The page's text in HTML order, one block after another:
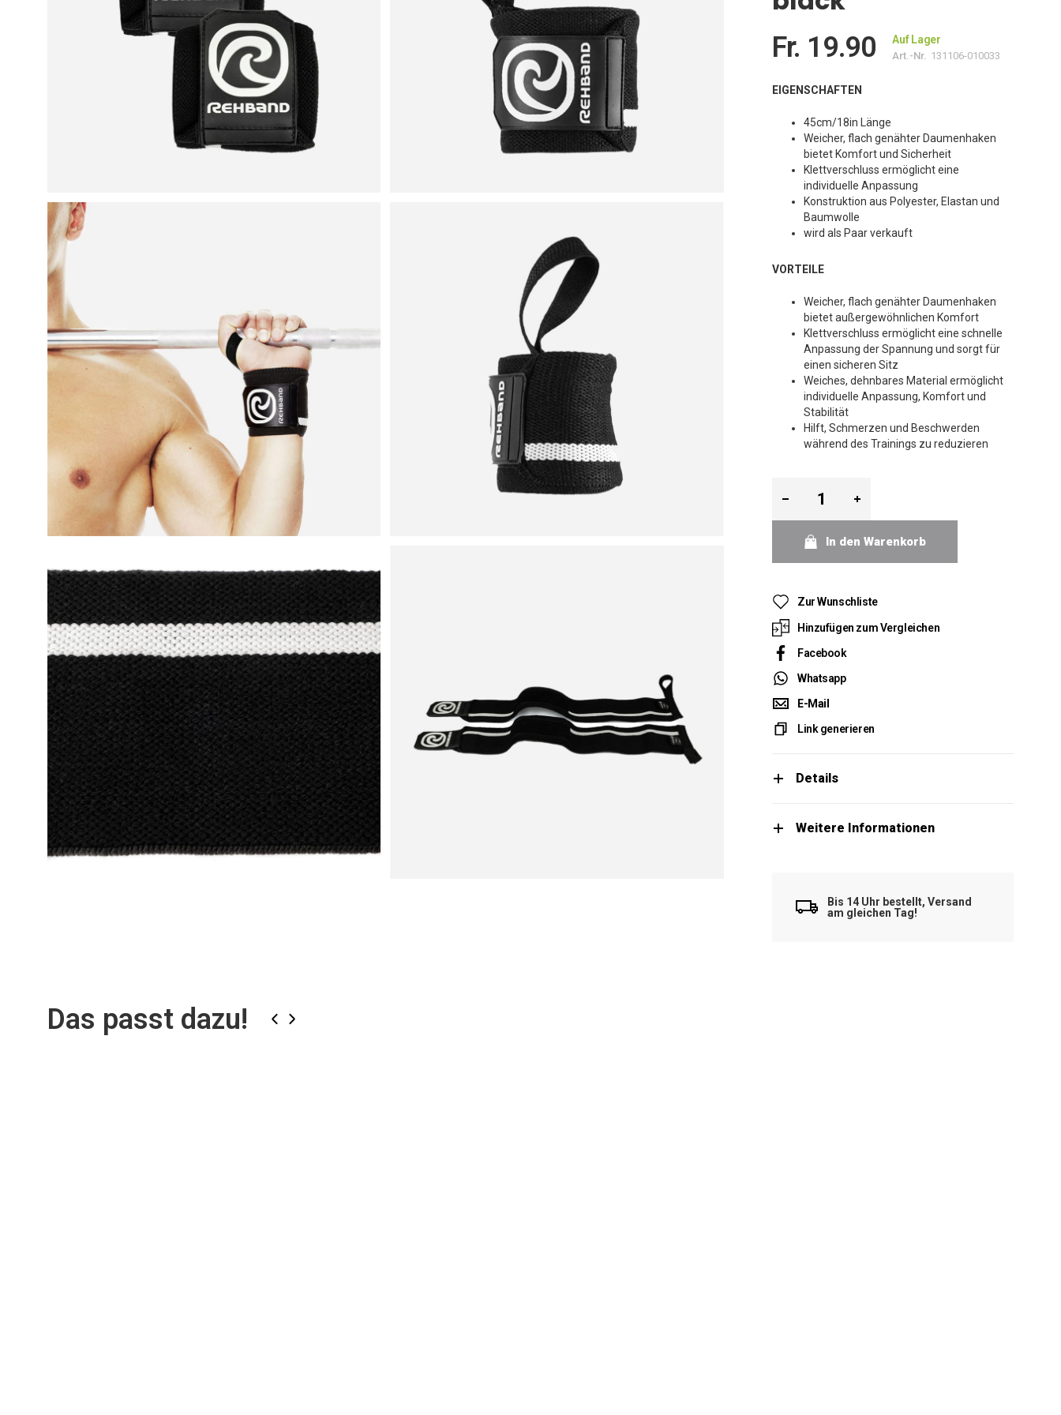
Fr. 19.90 Auf Lager
Art.-Nr. 131106-010033
EIGENSCHAFTEN
45cm/18in Länge
Weicher, flach genähter Daumenhaken
bietet Komfort und Sicherheit
Klettverschluss ermöglicht eine
individuelle Anpassung
Konstruktion aus Polyester, Elastan und
Baumwolle
wird als Paar verkauft
VORTEILE
Weicher, flach genähter Daumenhaken
bietet außergewöhnlichen Komfort
Klettverschluss ermöglicht eine schnelle
Anpassung der Spannung und sorgt für
einen sicheren Sitz
Weiches, dehnbares Material ermöglicht
individuelle Anpassung, Komfort und
Stabilität
Hilft, Schmerzen und Beschwerden
während des Trainings zu reduzieren
In den Warenkorb
Zur Wunschliste
Hinzufügen zum Vergleichen
Facebook
Whatsapp
E-Mail
Link generieren
Details
Weitere Informationen
Bis 14 Uhr bestellt, Versand
am gleichen Tag!
Das passt dazu! ‹ ›